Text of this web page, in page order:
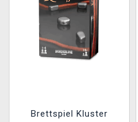
Brettspiel Kluster